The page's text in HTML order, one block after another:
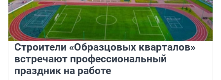
Строители «Образцовых кварталов»
встречают профессиональный
праздник на работе